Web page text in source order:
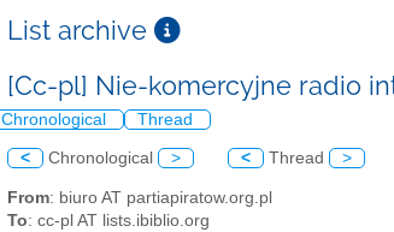
List archive
[Cc-pl] Nie-komercyjne radio
Chronological Thread
< Chronological > < Thread >
From: biuro AT partiapiratow.org.pl
To: cc-pl AT lists.ibiblio.org